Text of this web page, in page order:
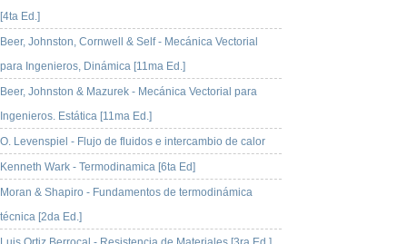
[4ta Ed.]
Beer, Johnston, Cornwell & Self - Mecánica Vectorial
para Ingenieros, Dinámica [11ma Ed.]
Beer, Johnston & Mazurek - Mecánica Vectorial para
Ingenieros. Estática [11ma Ed.]
O. Levenspiel - Flujo de fluidos e intercambio de calor
Kenneth Wark - Termodinamica [6ta Ed]
Moran & Shapiro - Fundamentos de termodinámica
técnica [2da Ed.]